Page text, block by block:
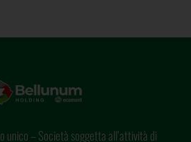
unico – Società soggetta all’attività di